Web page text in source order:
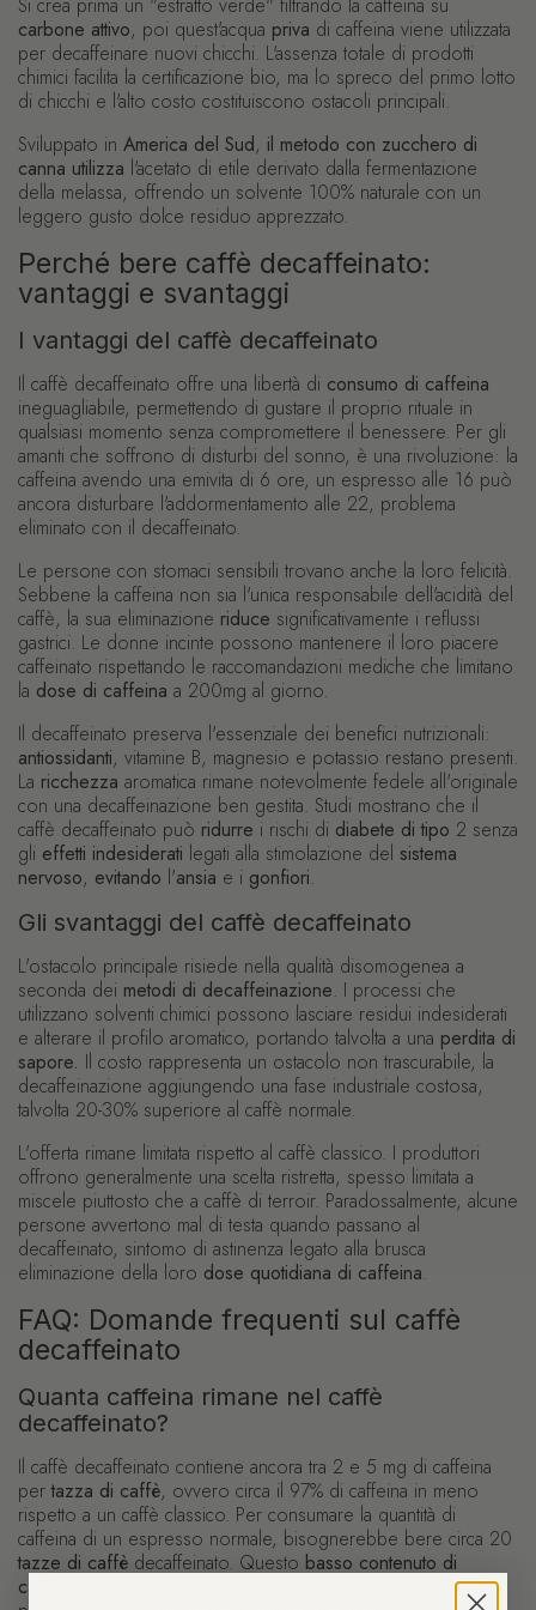
carbone attivo, poi quest'acqua priva di caffeina viene utilizzata
per decaffeinare nuovi chicchi. L'assenza totale di prodotti
chimici facilita la certificazione bio, ma lo spreco del primo lotto
di chicchi e l'alto costo costituiscono ostacoli principali.
Sviluppato in America del Sud, il metodo con zucchero di
canna utilizza l'acetato di etile derivato dalla fermentazione
della melassa, offrendo un solvente 100% naturale con un
leggero gusto dolce residuo apprezzato.
Perché bere caffè decaffeinato:
vantaggi e svantaggi
I vantaggi del caffè decaffeinato
Il caffè decaffeinato offre una libertà di consumo di caffeina
ineguagliabile, permettendo di gustare il proprio rituale in
qualsiasi momento senza compromettere il benessere. Per gli
amanti che soffrono di disturbi del sonno, è una rivoluzione: la
caffeina avendo una emivita di 6 ore, un espresso alle 16 può
ancora disturbare l'addormentamento alle 22, problema
eliminato con il decaffeinato.
Le persone con stomaci sensibili trovano anche la loro felicità.
Sebbene la caffeina non sia l'unica responsabile dell'acidità del
caffè, la sua eliminazione riduce significativamente i reflussi
gastrici. Le donne incinte possono mantenere il loro piacere
caffeinato rispettando le raccomandazioni mediche che limitano
la dose di caffeina a 200mg al giorno.
Il decaffeinato preserva l'essenziale dei benefici nutrizionali:
antiossidanti, vitamine B, magnesio e potassio restano presenti.
La ricchezza aromatica rimane notevolmente fedele all'originale
con una decaffeinazione ben gestita. Studi mostrano che il
caffè decaffeinato può ridurre i rischi di diabete di tipo 2 senza
gli effetti indesiderati legati alla stimolazione del sistema
nervoso, evitando l'ansia e i gonfiori.
Gli svantaggi del caffè decaffeinato
L'ostacolo principale risiede nella qualità disomogenea a
seconda dei metodi di decaffeinazione. I processi che
utilizzano solventi chimici possono lasciare residui indesiderati
e alterare il profilo aromatico, portando talvolta a una perdita di
sapore. Il costo rappresenta un ostacolo non trascurabile, la
decaffeinazione aggiungendo una fase industriale costosa,
talvolta 20-30% superiore al caffè normale.
L'offerta rimane limitata rispetto al caffè classico. I produttori
offrono generalmente una scelta ristretta, spesso limitata a
miscele piuttosto che a caffè di terroir. Paradossalmente, alcune
persone avvertono mal di testa quando passano al
decaffeinato, sintomo di astinenza legato alla brusca
eliminazione della loro dose quotidiana di caffeina.
FAQ: Domande frequenti sul caffè
decaffeinato
Quanta caffeina rimane nel caffè
decaffeinato?
Il caffè decaffeinato contiene ancora tra 2 e 5 mg di caffeina
pertazza di caffè, ovvero circa il 97% di caffeina in meno
rispetto a un caffè classico. Per consumare la quantità di
caffeina di un espresso normale, bisognerebbe bere circa 20
tazze di caffè decaffeinato. Questo basso contenuto di
caffeina
lo rende una bevanda perfettamente adatta alle